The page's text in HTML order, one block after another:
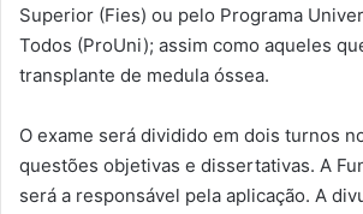
Superior (Fies) ou pelo Programa
Todos (ProUni); assim como aqueles
transplante de medula óssea.
O exame será dividido em dois turnos
questões objetivas e dissertativas. A
será a responsável pela aplicação. A